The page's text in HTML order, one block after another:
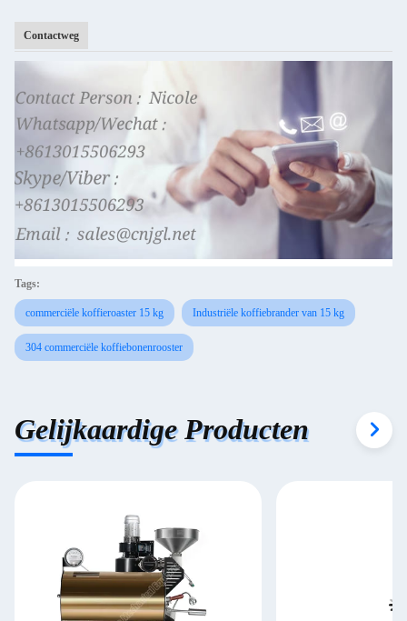
Contactweg
Tags:
commerciële koffieroaster 15 kg Industriële koffiebrander van 15 kg
304 commerciële koffiebonenrooster
Gelijkaardige Producten